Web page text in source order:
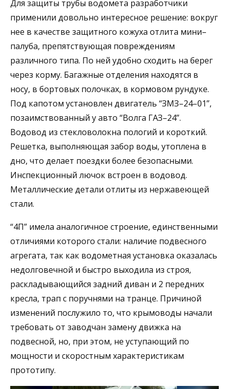
Для защиты трубы водомета разработчики
применили довольно интересное решение: вокруг
нее в качестве защитного кожуха отлита мини–
палуба, препятствующая повреждениям
различного типа. По ней удобно сходить на берег
через корму. Багажные отделения находятся в
носу, в бортовых полочках, в кормовом рундуке.
Под капотом установлен двигатель “ЗМЗ–24–01”,
позаимствованный у авто “Волга ГАЗ–24”.
Водовод из стекловолокна пологий и короткий.
Решетка, выполняющая забор воды, утоплена в
дно, что делает поездки более безопасными.
Инспекционный лючок встроен в водовод.
Металлические детали отлиты из нержавеющей
стали.
“4П” имела аналогичное строение, единственными
отличиями которого стали: наличие подвесного
агрегата, так как водометная установка оказалась
недолговечной и быстро выходила из строя,
раскладывающийся задний диван и 2 передних
кресла, трап с поручнями на транце. Причиной
изменений послужило то, что крымоводы начали
требовать от заводчан замену движка на
подвесной, но, при этом, не уступающий по
мощности и скоростным характеристикам
прототипу.